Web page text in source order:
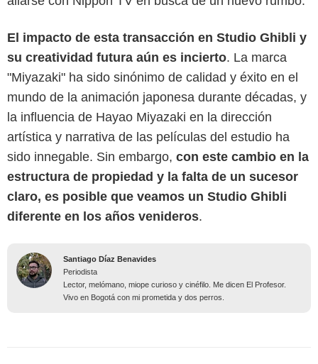
El impacto de esta transacción en Studio Ghibli y
su creatividad futura aún es incierto. La marca
"Miyazaki" ha sido sinónimo de calidad y éxito en el
mundo de la animación japonesa durante décadas, y
la influencia de Hayao Miyazaki en la dirección
artística y narrativa de las películas del estudio ha
sido innegable. Sin embargo, con este cambio en la
estructura de propiedad y la falta de un sucesor
claro, es posible que veamos un Studio Ghibli
diferente en los años venideros.
Santiago Díaz Benavides
Periodista
Lector, melómano, miope curioso y cinéfilo. Me dicen El Profesor.
Vivo en Bogotá con mi prometida y dos perros.